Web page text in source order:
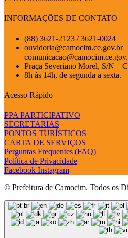
INFORMAÇÕES DE CONTATO
(88) 3621-2123 / 3621-0024
ouvidoria@camocim.ce.gov.br
Praça Severiano Morel, S/N –
8h às 14h, de segunda a sexta.
Acesso Rápido
PPA PARTICIPATIVO
SECRETARIAS
PONTOS TURÍSTICOS
CARTA DE SERVIÇOS
Perguntas Frequentes (FAQ)
Política de Privacidade
Facebook Instagram
© Prefeitura de Camocim. Todos os